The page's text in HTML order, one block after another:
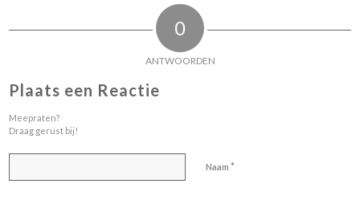
0
ANTWOORDEN
Plaats een Reactie
Meepraten?
Draag gerust bij!
Naam*